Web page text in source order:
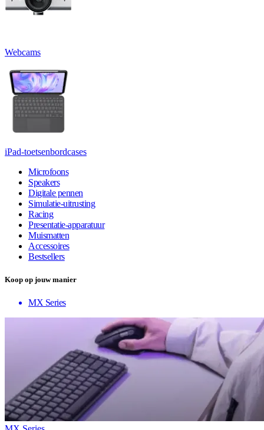
Webcams
iPad-toetsenbordcases
Microfoons
Speakers
Digitale pennen
Simulatie-uitrusting
Racing
Presentatie-apparatuur
Muismatten
Accessoires
Bestsellers
Koop op jouw manier
MX Series